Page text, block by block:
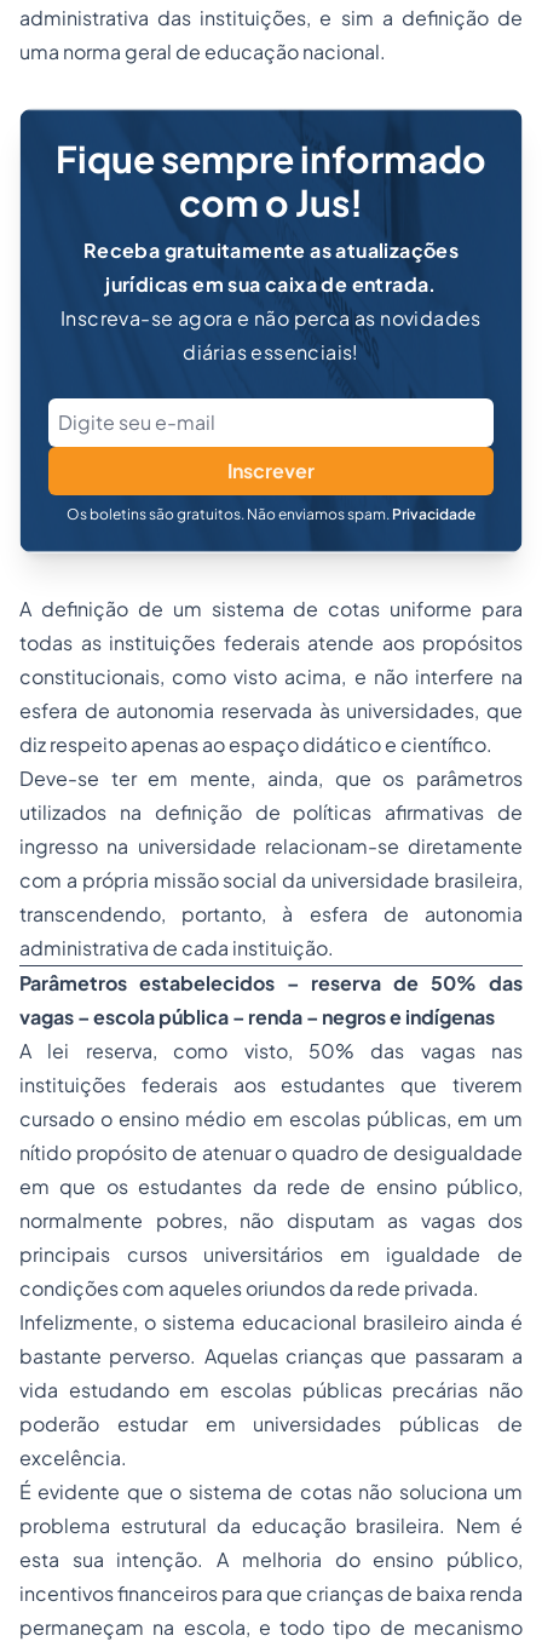
administrativa das instituições, e sim a definição de
uma norma geral de educação nacional.
Fique sempre informado
com o Jus!
Receba gratuitamente as atualizações
jurídicas em sua caixa de entrada.
Inscreva-se agora e não perca as novidades
diárias essenciais!
Inscrever
Os boletins são gratuitos. Não enviamos spam. Privacidade
A definição de um sistema de cotas uniforme para
todas as instituições federais atende aos propósitos
constitucionais, como visto acima, e não interfere na
esfera de autonomia reservada às universidades, que
diz respeito apenas ao espaço didático e científico.
Deve-se ter em mente, ainda, que os parâmetros
utilizados na definição de políticas afirmativas de
ingresso na universidade relacionam-se diretamente
com a própria missão social da universidade brasileira,
transcendendo, portanto, à esfera de autonomia
administrativa de cada instituição.
Parâmetros estabelecidos – reserva de 50% das
vagas – escola pública – renda – negros e indígenas
A lei reserva, como visto, 50% das vagas nas
instituições federais aos estudantes que tiverem
cursado o ensino médio em escolas públicas, em um
nítido propósito de atenuar o quadro de desigualdade
em que os estudantes da rede de ensino público,
normalmente pobres, não disputam as vagas dos
principais cursos universitários em igualdade de
condições com aqueles oriundos da rede privada.
Infelizmente, o sistema educacional brasileiro ainda é
bastante perverso. Aquelas crianças que passaram a
vida estudando em escolas públicas precárias não
poderão estudar em universidades públicas de
excelência.
É evidente que o sistema de cotas não soluciona um
problema estrutural da educação brasileira. Nem é
esta sua intenção. A melhoria do ensino público,
incentivos financeiros para que crianças de baixa renda
permaneçam na escola, e todo tipo de mecanismo